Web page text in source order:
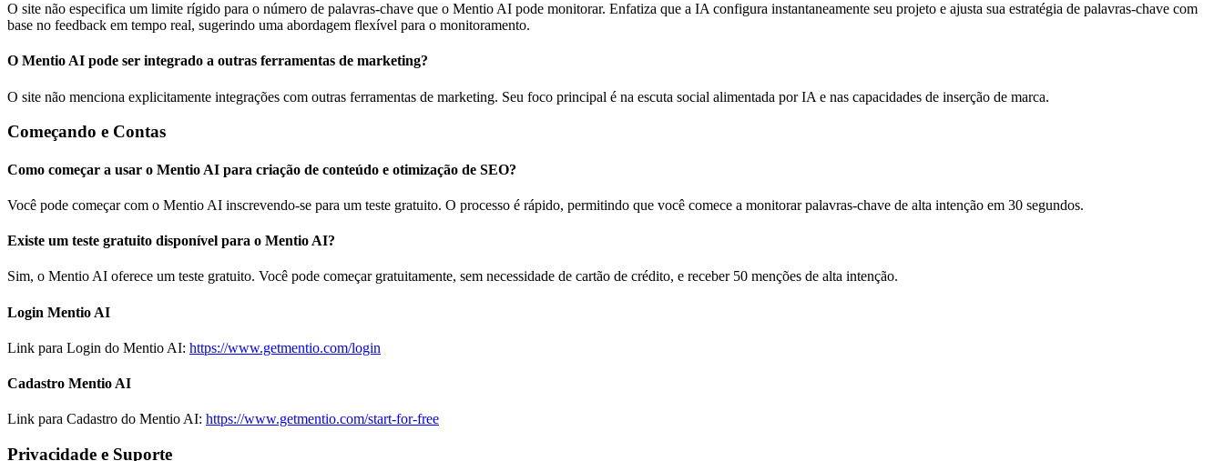
O site não especifica um limite rígido para o número de palavras-chave que o Mentio AI pode monitorar. Enfatiza que a IA configura instantaneamente seu projeto e ajusta sua estratégia de palavras-chave com
base no feedback em tempo real, sugerindo uma abordagem flexível para o monitoramento.
O Mentio AI pode ser integrado a outras ferramentas de marketing?
O site não menciona explicitamente integrações com outras ferramentas de marketing. Seu foco principal é na escuta social alimentada por IA e nas capacidades de inserção de marca.
Começando e Contas
Como começar a usar o Mentio AI para criação de conteúdo e otimização de SEO?
Você pode começar com o Mentio AI inscrevendo-se para um teste gratuito. O processo é rápido, permitindo que você comece a monitorar palavras-chave de alta intenção em 30 segundos.
Existe um teste gratuito disponível para o Mentio AI?
Sim, o Mentio AI oferece um teste gratuito. Você pode começar gratuitamente, sem necessidade de cartão de crédito, e receber 50 menções de alta intenção.
Login Mentio AI
Link para Login do Mentio AI: https://www.getmentio.com/login
Cadastro Mentio AI
Link para Cadastro do Mentio AI: https://www.getmentio.com/start-for-free
Privacidade e Suporte